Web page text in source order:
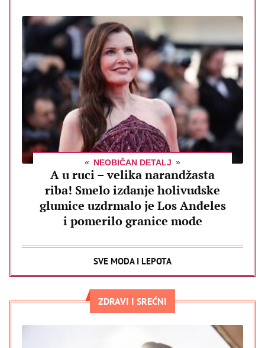
NEOBIČAN DETALJ
A u ruci – velika narandžasta
riba! Smelo izdanje holivudske
glumice uzdrmalo je Los Anđeles
i pomerilo granice mode
SVE MODA I LEPOTA
ZDRAVI I SREĆNI